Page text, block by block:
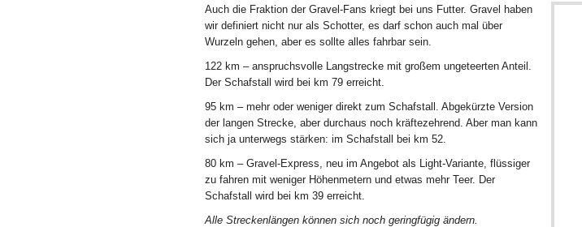
Auch die Fraktion der Gravel-Fans kriegt bei uns Futter. Gravel haben
wir definiert nicht nur als Schotter, es darf schon auch mal über
Wurzeln gehen, aber es sollte alles fahrbar sein.
122 km – anspruchsvolle Langstrecke mit großem ungeteerten Anteil.
Der Schafstall wird bei km 79 erreicht.
95 km – mehr oder weniger direkt zum Schafstall. Abgekürzte Version
der langen Strecke, aber durchaus noch kräftezehrend. Aber man kann
sich ja unterwegs stärken: im Schafstall bei km 52.
80 km – Gravel-Express, neu im Angebot als Light-Variante, flüssiger
zu fahren mit weniger Höhenmetern und etwas mehr Teer. Der
Schafstall wird bei km 39 erreicht.
Alle Streckenlängen können sich noch geringfügig ändern.